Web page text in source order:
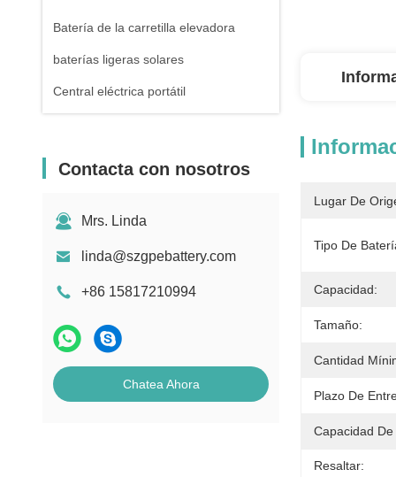
Batería de la carretilla elevadora
baterías ligeras solares
Central eléctrica portátil
Contacta con nosotros
Mrs. Linda
linda@szgpebattery.com
+86 15817210994
Chatea Ahora
Lugar De
Tipo De
Capacidad:
Tamaño:
Cantidad
Plazo De
Capacidad
Resaltar: